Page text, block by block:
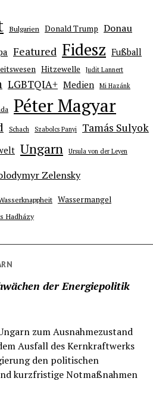
der Energiepolitik
zum Ausnahmezustand
Ausfall des Kernkraftwerks
den politischen
kurzfristige Notmaßnahmen
Bulgarien Donald Trump Donau
Featured Fidesz Fußball
Hitzewelle Judit Lannert
LGBTQIA+ Medien Mi Hazánk
Péter Magyar
Schach Szabolcs Panyi Tamás Sulyok
Ungarn Ursula von der Leyen
Zelensky
Wassermangel
Hadházy